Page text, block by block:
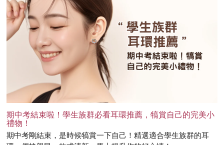
期中考結束啦！學生族群必看耳環推薦，犒賞自己的完美小
禮物！
期中考剛結束，是時候犒賞一下自己！精選適合學生族群的耳